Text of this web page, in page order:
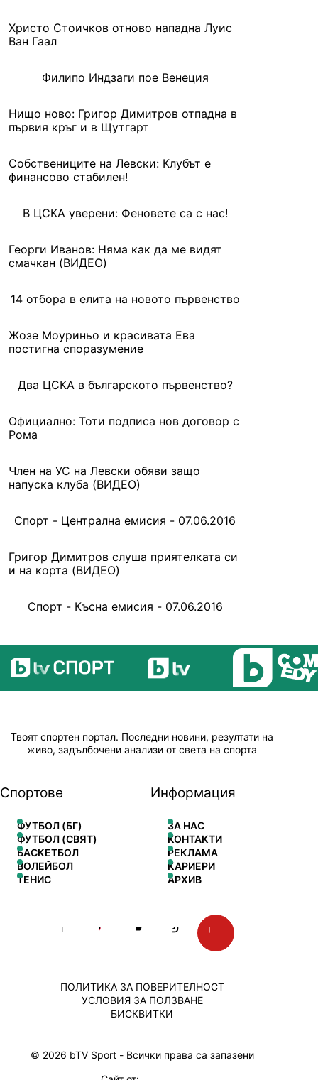
Христо Стоичков отново нападна Луис
Ван Гаал
Филипо Индзаги пое Венеция
Нищо ново: Григор Димитров отпадна в
първия кръг и в Щутгарт
Собствениците на Левски: Клубът е
финансово стабилен!
В ЦСКА уверени: Феновете са с нас!
Георги Иванов: Няма как да ме видят
смачкан (ВИДЕО)
14 отбора в елита на новото първенство
Жозе Моуриньо и красивата Ева
постигна споразумение
Два ЦСКА в българското първенство?
Официално: Тоти подписа нов договор с
Рома
Член на УС на Левски обяви защо
напуска клуба (ВИДЕО)
Спорт - Централна емисия - 07.06.2016
Григор Димитров слуша приятелката си
и на корта (ВИДЕО)
Спорт - Късна емисия - 07.06.2016
Твоят спортен портал. Последни новини, резултати на
живо, задълбочени анализи от света на спорта
Спортове
ФУТБОЛ (БГ)
ФУТБОЛ (СВЯТ)
БАСКЕТБОЛ
ВОЛЕЙБОЛ
ТЕНИС
Информация
ЗА НАС
КОНТАКТИ
РЕКЛАМА
КАРИЕРИ
АРХИВ
© 2026 bTV Sport - Всички права са запазени
ПОЛИТИКА ЗА ПОВЕРИТЕЛНОСТ
УСЛОВИЯ ЗА ПОЛЗВАНЕ
БИСКВИТКИ